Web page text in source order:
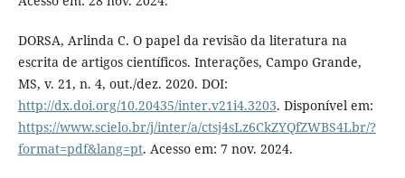
DORSA, Arlinda C. O papel da revisão da literatura na
escrita de artigos científicos. Interações, Campo Grande,
MS, v. 21, n. 4, out./dez. 2020. DOI:
http://dx.doi.org/10.20435/inter.v21i4.3203. Disponível em:
https://www.scielo.br/j/inter/a/ctsj4sLz6CkZYQfZWBS4Lbr/?
format=pdf&lang=pt. Acesso em: 7 nov. 2024.